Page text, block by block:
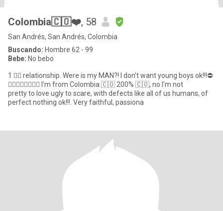
Colombia🇨🇴❤️, 58
San Andrés, San Andrés, Colombia
Buscando: Hombre 62 - 99
Bebe: No bebo
1 ☝🏽 relationship. Were is my MAN?! I don’t want young boys ok!!!⛔️
👎🏽😖😣😵😵‍💫🥴 I’m from Colombia 🇨🇴 200% 🇨🇴, no I'm not
pretty to love ugly to scare, with defects like all of us humans, of
perfect nothing ok!!!. Very faithful, passiona